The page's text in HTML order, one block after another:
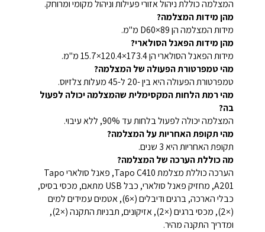
המצלמה כוללת ניהול אזורי פעילות וניהול מקומי ומרוחק.
מהן מידות המצלמה?
מידות המצלמה הן D60×89 מ"מ.
מהן מידות הפאנל הסולארי?
מידות הפאנל הסולארי הן 173.4×120.4×15.7 מ"מ.
מהי טמפרטורת הפעולה של המצלמה?
טמפרטורת הפעולה היא בין -20 ל-45 מעלות צלזיוס.
מהי רמת הלחות המקסימלית שהמצלמה יכולה לפעול
בה?
המצלמה יכולה לפעול בלחות עד 90%, ללא עיבוי.
מהי תקופת האחריות על המצלמה?
תקופת האחריות היא 3 שנים.
מה כוללת הערכה של המצלמה?
הערכה כוללת מצלמת Tapo C410, פאנל סולארי Tapo
A201, מחזיק פאנל סולארי, כבל USB מתאם, מכסי בסיס,
כבלי הארכה, ברגים ודיבלים (×6), אטמים עמידים למים
(×2), מכסי ברגים (×2), אזיקונים, תבניות התקנה (×2),
ומדריך התקנה מהיר.